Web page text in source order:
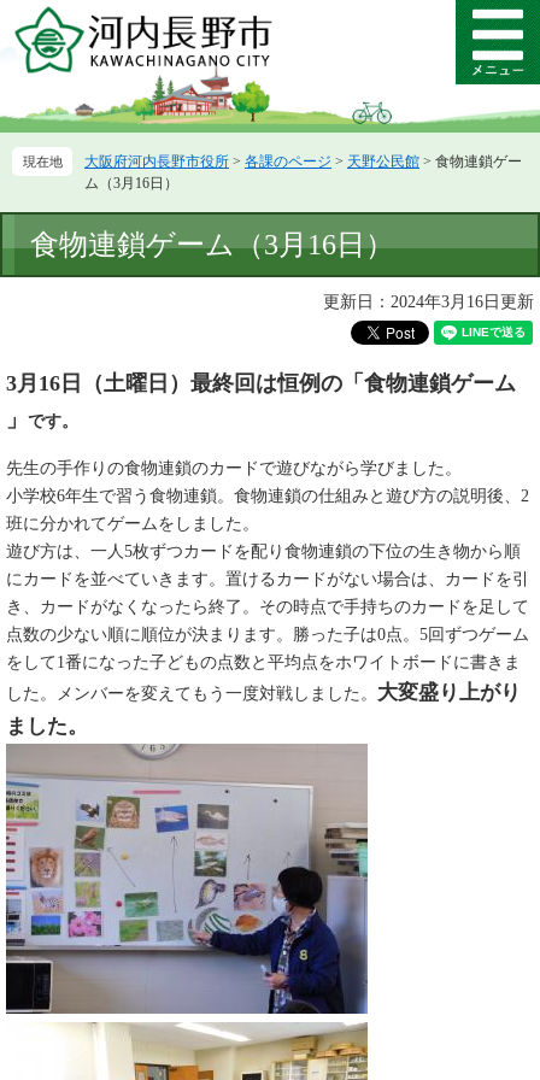
ー
先
ニ
を
て
メ
ニ
ー
大阪府河内長野市役所 > 各課のページ > 天野公民館 > 食物連鎖ゲー
ム（3月16日）
文
食物連鎖ゲーム（3月16日）
更新日：2024年3月16日更新
3月 16 日（土曜日）最終回は恒例の「食物連鎖ゲーム​
」
です。
先生の手作りの食物連鎖のカードで遊びながら学びました。
小学校6年生で習う食物連鎖。食物連鎖の仕組みと遊び方の説明後、2
班に分かれてゲームをしました。
遊び方は、一人5枚ずつカードを配り食物連鎖の下位の生き物から順
にカードを並べていきます。置けるカードがない場合は、カードを引
き、カードがなくなったら終了。その時点で手持ちのカードを足して
点数の少ない順に順位が決まります。勝った子は0点。5回ずつゲーム
をして1番になった子どもの点数と平均点をホワイトボードに書きま
した。メンバーを変えてもう一度対戦しました。 大変盛り上がり
ました。​